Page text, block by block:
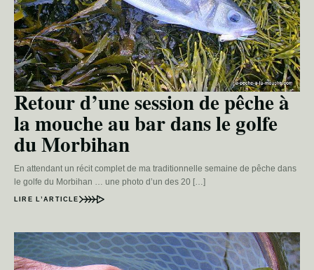
Retour d’une session de pêche à
la mouche au bar dans le golfe
du Morbihan
En attendant un récit complet de ma traditionnelle semaine de pêche dans
le golfe du Morbihan … une photo d’un des 20 […]
LIRE L’ARTICLE